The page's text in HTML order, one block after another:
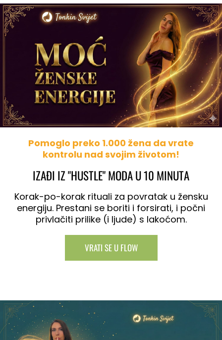
Pomoglo preko 1.000 žena da vrate
kontrolu nad svojim životom!
IZAĐI IZ "HUSTLE" MODA U 10 MINUTA
Korak-po-korak rituali za povratak u žensku
energiju. Prestani se boriti i forsirati, i počni
privlačiti prilike (i ljude) s lakoćom.
VRATI SE U FLOW